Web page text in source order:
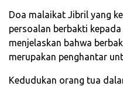
Doa malaikat Jibril yang
persoalan berbakti
menjelaskan bahwa
merupakan penghantar
Kedudukan orang tua